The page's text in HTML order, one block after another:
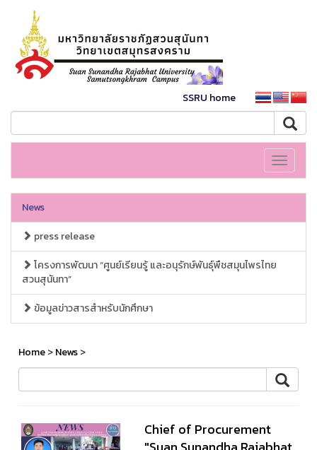
SSRU home
Toggle
News
press release
โครงการพัฒนา “ศูนย์เรียนรู้ และอนุรักษ์พันธุ์พืชสมุนไพรไทย
สวนสุนันทา”
ข้อมูลข่าวสารสำหรับนักศึกษา
Home>News>
Chief of Procurement